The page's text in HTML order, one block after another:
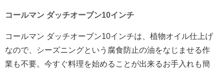
コールマン ダッチオーブン10インチ
コールマン ダッチオーブン10インチは、植物オイル仕上げ
なので、シーズニングという腐食防止の油をなじませる作
業も不要。今すぐ料理を始めることが出来るお手入れも簡